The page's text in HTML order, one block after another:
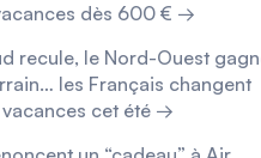
dès 600 € →
recule, le Nord-Ouest
les Français changent
vacances cet été →